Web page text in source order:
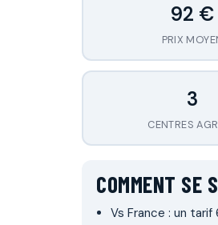
92 €
PRIX
3
CENTRES
COMMENT SE
Vs France : un